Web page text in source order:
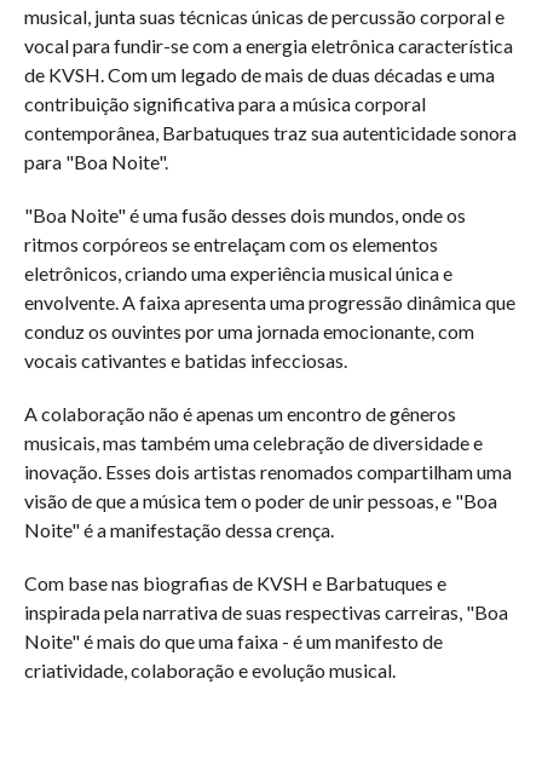
musical, junta suas técnicas únicas de percussão corporal e
vocal para fundir-se com a energia eletrônica característica
de KVSH. Com um legado de mais de duas décadas e uma
contribuição significativa para a música corporal
contemporânea, Barbatuques traz sua autenticidade sonora
para "Boa Noite".
"Boa Noite" é uma fusão desses dois mundos, onde os
ritmos corpóreos se entrelaçam com os elementos
eletrônicos, criando uma experiência musical única e
envolvente. A faixa apresenta uma progressão dinâmica que
conduz os ouvintes por uma jornada emocionante, com
vocais cativantes e batidas infecciosas.
A colaboração não é apenas um encontro de gêneros
musicais, mas também uma celebração de diversidade e
inovação. Esses dois artistas renomados compartilham uma
visão de que a música tem o poder de unir pessoas, e "Boa
Noite" é a manifestação dessa crença.
Com base nas biografias de KVSH e Barbatuques e
inspirada pela narrativa de suas respectivas carreiras, "Boa
Noite" é mais do que uma faixa - é um manifesto de
criatividade, colaboração e evolução musical.